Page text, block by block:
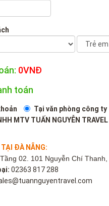
0VNĐ
toán
Tại văn phòng công ty
MTV TUẤN NGUYỄN TRAVEL
TẠI ĐÀ NẴNG:
Tầng 02. 101 Nguyễn Chí
02363 817 288